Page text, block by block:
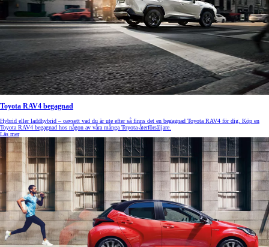
Toyota RAV4 begagnad
Hybrid eller laddhybrid – oavsett vad du är ute efter så finns det en begagnad Toyota RAV4 för dig. Köp en
Toyota RAV4 begagnad hos någon av våra många Toyota-återförsäljare.
Läs mer